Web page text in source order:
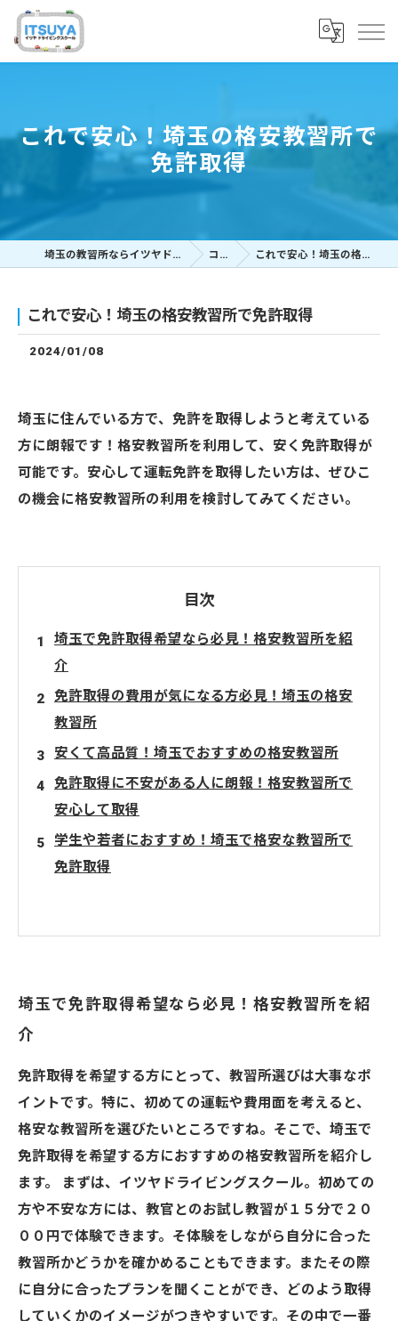
これで安心！埼玉の格安教習所で
免許取得
埼玉の教習所ならイツヤドライビングスクール コラム これで安心！埼玉の格安教習所で免許取得
これで安心！埼玉の格安教習所で免許取得
2024/01/08
埼玉に住んでいる方で、免許を取得しようと考えている
方に朗報です！格安教習所を利用して、安く免許取得が
可能です。安心して運転免許を取得したい方は、ぜひこ
の機会に格安教習所の利用を検討してみてください。
目次
埼玉で免許取得希望なら必見！格安教習所を紹
介
免許取得の費用が気になる方必見！埼玉の格安
教習所
安くて高品質！埼玉でおすすめの格安教習所
免許取得に不安がある人に朗報！格安教習所で
安心して取得
学生や若者におすすめ！埼玉で格安な教習所で
免許取得
埼玉で免許取得希望なら必見！格安教習所を紹
介
免許取得を希望する方にとって、教習所選びは大事なポ
イントです。特に、初めての運転や費用面を考えると、
格安な教習所を選びたいところですね。そこで、埼玉で
免許取得を希望する方におすすめの格安教習所を紹介し
ます。 まずは、イツヤドライビングスクール。初めての
方や不安な方には、教官とのお試し教習が１５分で２０
００円で体験できます。そ体験をしながら自分に合った
教習所かどうかを確かめることもできます。またその際
に自分に合ったプランを聞くことができ、どのよう取得
していくかのイメージがつきやすいです。その中で一番